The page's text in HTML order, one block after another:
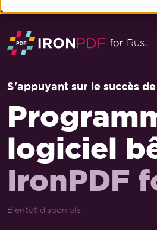
Rust
S'appuyant sur le succès
logiciel
IronPDF
Bientôt disponible